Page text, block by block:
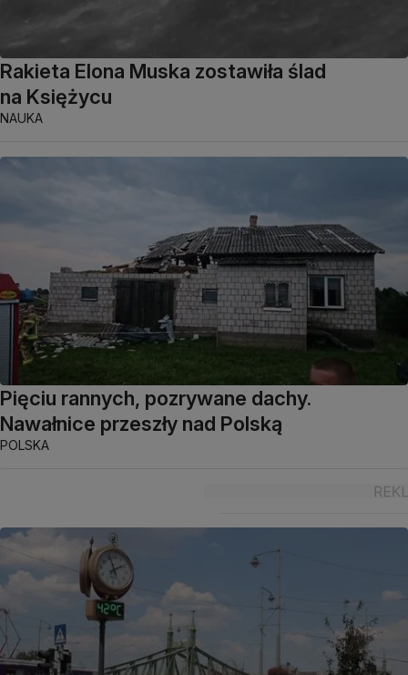
Rakieta Elona Muska zostawiła ślad
na Księżycu
NAUKA
Pięciu rannych, pozrywane dachy.
Nawałnice przeszły nad Polską
POLSKA